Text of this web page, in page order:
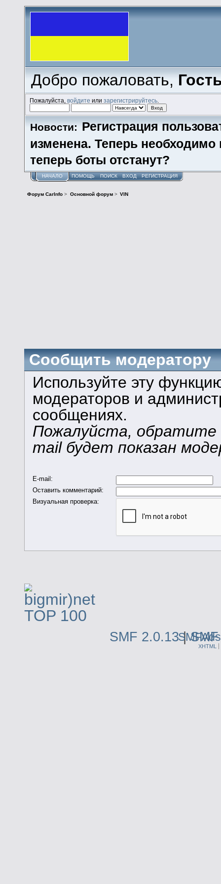
Добро пожаловать,
Пожалуйста,войдите илизарегистрируйтесь
Новости: Регистрация
изменена. Теперь необходимо
теперь боты отстанут?
НАЧАЛО ПОМОЩЬ ПОИСК ВХОД РЕГИСТРАЦИЯ
Форум CarInfo > Основной форум> VIN
Сообщить модератору
Используйте эту
модераторов и
сообщениях.
Пожалуйста,
mail будет показан
E-mail :
Оставить комментарий:
Визуальная проверка:
SMF 2.0.13|
SMFAds
XHTML